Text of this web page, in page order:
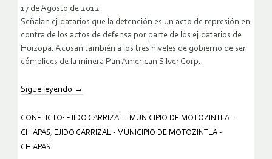
17 de Agosto de 2012
Señalan ejidatarios que la detención es un acto de represión en
contra de los actos de defensa por parte de los ejidatarios de
Huizopa. Acusan también a los tres niveles de gobierno de ser
cómplices de la minera Pan American Silver Corp.
Sigue leyendo →
CONFLICTO: EJIDO CARRIZAL - MUNICIPIO DE MOTOZINTLA -
CHIAPAS, EJIDO CARRIZAL - MUNICIPIO DE MOTOZINTLA -
CHIAPAS